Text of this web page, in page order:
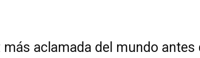
aclamada del mundo